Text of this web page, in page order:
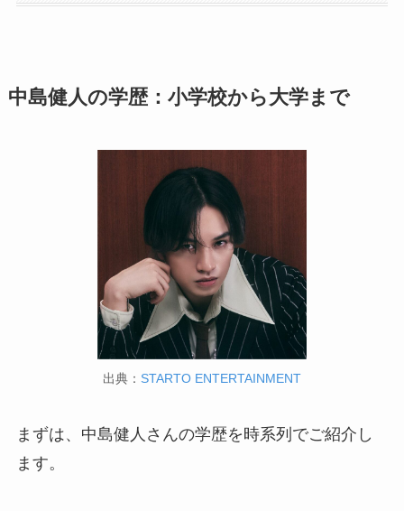
中島健人の学歴：小学校から大学まで
出典： STARTO ENTERTAINMENT
まずは、中島健人さんの学歴を時系列でご紹介し
ます。